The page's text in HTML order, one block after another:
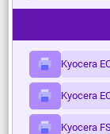
Kyocera
Kyocera
Kyocera